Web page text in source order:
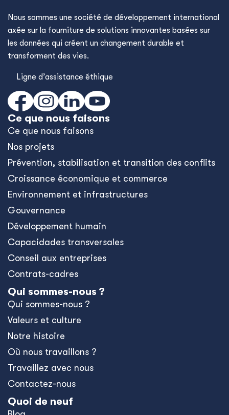
Nous sommes une société de développement international
axée sur la fourniture de solutions innovantes basées sur
les données qui créent un changement durable et
transforment des vies.
Ligne d’assistance éthique
Ce que nous faisons
Ce que nous faisons
Nos projets
Prévention, stabilisation et transition des conflits
Croissance économique et commerce
Environnement et infrastructures
Gouvernance
Développement humain
Capacidades transversales
Conseil aux entreprises
Contrats-cadres
Qui sommes-nous ?
Qui sommes-nous ?
Valeurs et culture
Notre histoire
Où nous travaillons ?
Travaillez avec nous
Contactez-nous
Quoi de neuf